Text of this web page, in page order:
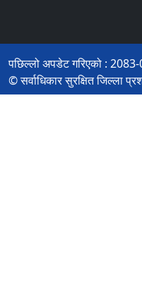
पछिल्लो अपडेट गरिएको :
© सर्वाधिकार सुरक्षित जिल्ला